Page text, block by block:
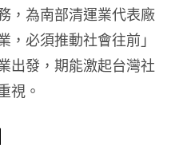
，為南部清運業代表廠
，必須推動社會往前」
出發，期能激起台灣社
視。